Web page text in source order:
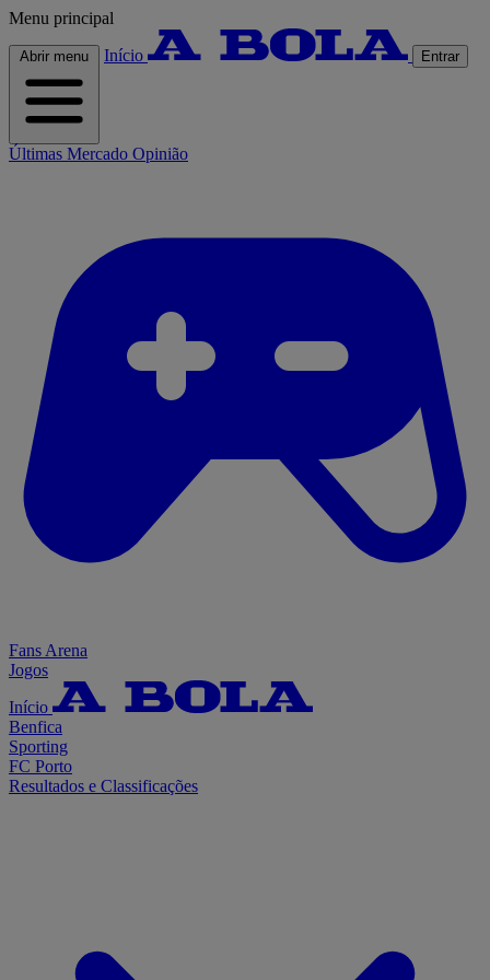
Menu principal
Abrir menu Início Entrar
Últimas Mercado Opinião
Fans Arena
Jogos
Início
Benfica
Sporting
FC Porto
Resultados e Classificações